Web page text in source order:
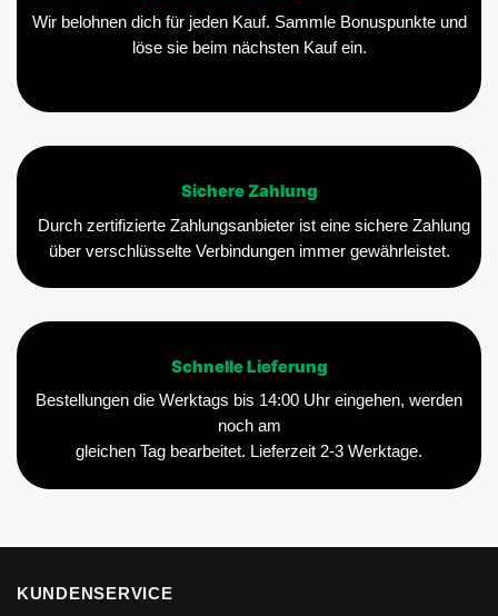
Wir belohnen dich für jeden Kauf. Sammle Bonuspunkte und
löse sie beim nächsten Kauf ein.
Sichere Zahlung
Durch zertifizierte Zahlungsanbieter ist eine sichere Zahlung
über verschlüsselte Verbindungen immer gewährleistet.
Schnelle Lieferung
Bestellungen die Werktags bis 14:00 Uhr eingehen, werden
noch am
gleichen Tag bearbeitet. Lieferzeit 2-3 Werktage.
KUNDENSERVICE